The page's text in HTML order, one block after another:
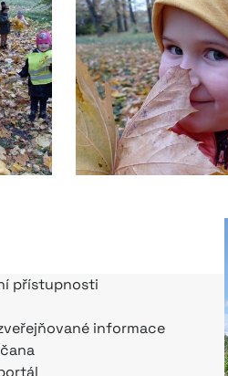
přístupnosti
informace